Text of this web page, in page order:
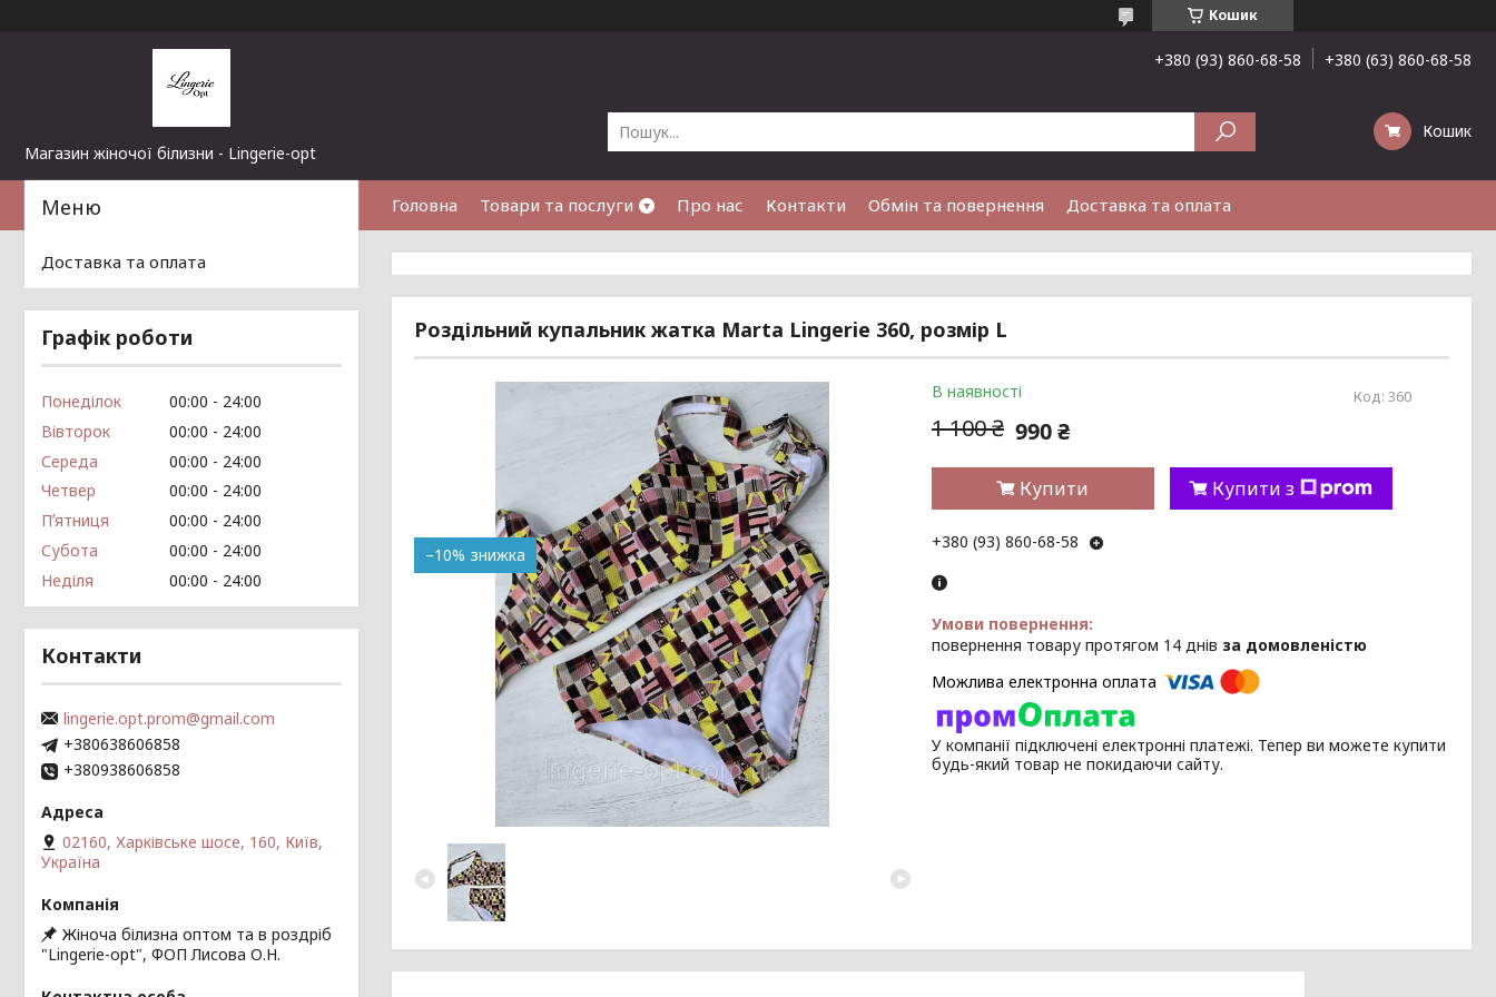
Кошик
Магазин жіночої білизни - Lingerie-opt
+380 (93) 860-68-58 +380 (63) 860-68-58
Кошик
Головна Товари та послуги Про нас Контакти Обмін та повернення Доставка та оплата
Роздільний купальник жатка Marta Lingerie 360, розмір L
–10%
В наявності Код: 360
1 100 ₴ 990 ₴
Купити Купити з
+380 (93) 860-68-58
повернення товару протягом 14 днів за домовленістю
У компанії підключені електронні платежі. Тепер ви можете купити
будь-який товар не покидаючи сайту.
Доставка та оплата
Графік роботи
Понеділок 00:00
24:00
Вівторок
00:00
24:00
Середа
00:00
24:00
Четвер
00:00
24:00
Пʼятниця
00:00
24:00
Субота
00:00
24:00
Неділя
00:00 24:00
Контакти
lingerie.opt.prom@gmail.com
+380638606858
+380938606858
02160, Харківське шосе, 160, Київ,
Україна
Жіноча білизна оптом та в роздріб
"Lingerie-opt", ФОП Лисова О.Н.